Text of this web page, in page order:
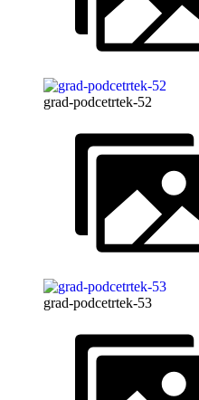
grad-podcetrtek-52
grad-podcetrtek-53